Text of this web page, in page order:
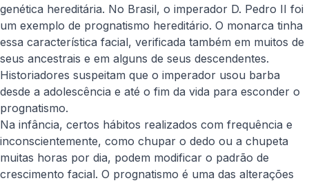
genética hereditária. No Brasil, o imperador D. Pedro II foi
um exemplo de prognatismo hereditário. O monarca tinha
essa característica facial, verificada também em muitos de
seus ancestrais e em alguns de seus descendentes.
Historiadores suspeitam que o imperador usou barba
desde a adolescência e até o fim da vida para esconder o
prognatismo.
Na infância, certos hábitos realizados com frequência e
inconscientemente, como chupar o dedo ou a chupeta
muitas horas por dia, podem modificar o padrão de
crescimento facial. O prognatismo é uma das alterações